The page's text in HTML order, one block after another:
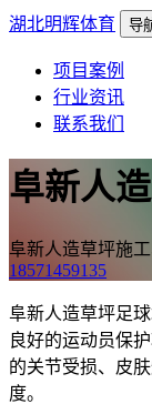
湖北明辉体育 导
项目案例
行业资讯
联系我们
阜新人
阜新人造草坪施
18571459135
阜新人造草坪足
良好的运动员保
的关节受损、皮
度。